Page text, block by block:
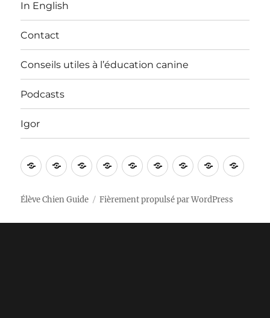
In English
Contact
Conseils utiles à l’éducation canine
Podcasts
Igor
Bienvenue
VidéosApprentissages
Nos In
ContactConseils
à
Podcasts
Igor
Élève Chien Guide Fièrement propulsé par WordPress